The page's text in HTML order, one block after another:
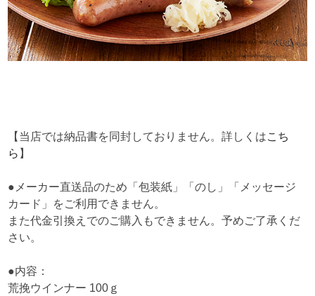
【当店では納品書を同封しておりません。詳しくはこち
ら 】
●メーカー直送品のため「包装紙」「のし」「メッセージ
カード」をご利用できません。
また代金引換えでのご購入もできません。予めご了承くだ
さい。
●内容：
荒挽ウインナー 100ｇ